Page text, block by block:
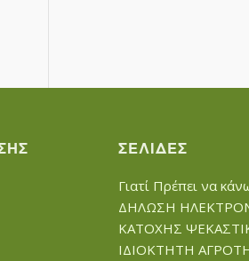
ΣΕΛΊΔΕΣ
Γιατί Πρέπει να
ΔΗΛΩΣΗ
ΚΑΤΟΧΗΣ
ΙΔΙΟΚΤΗΤΗ